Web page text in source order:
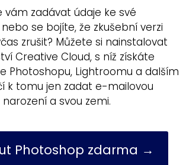
vám zadávat údaje ke své
se bojíte, že zkušební verzi
zrušit? Můžete si nainstalovat
Creative Cloud, s níž získáte
Photoshopu, Lightroomu a dalším
k tomu jen zadat e-mailovou
a svou zemi.
Photoshop zdarma →